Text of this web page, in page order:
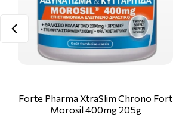
Forte Pharma XtraSlim Chrono Fort
Morosil 400mg 205g